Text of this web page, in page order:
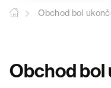
Obchod bol
Obchod bol